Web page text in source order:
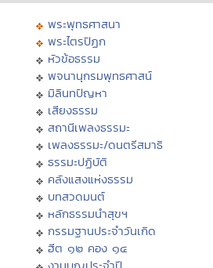
พระพุทธศาสนา
พระไตรปิฏก
หัวข้อธรรม
พจนานุกรมพุทธศาสน์
มิลินทปัญหา
เสียงธรรม
สถานีเพลงธรรมะ
เพลงธรรมะ/ดนตรีสมาธิ
ธรรมะปฏิบัติ
คลังแสงแห่งธรรม
บทสวดมนต์
หลักธรรมนำสุขฯ
กรรมฐานประจำวันเกิด
ฮีต ๑๒ คอง ๑๔